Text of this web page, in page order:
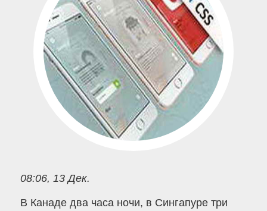
08:06, 13 Дек.
В Канаде два часа ночи, в Сингапуре три